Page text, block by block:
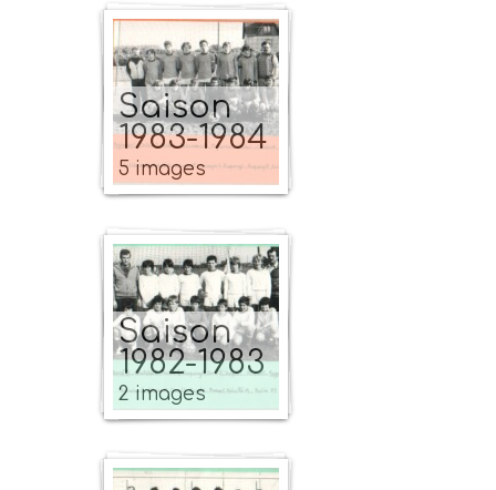
Saison
1983-1984
5 images
Saison
1982-1983
2 images